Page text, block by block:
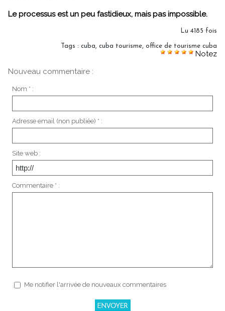
Le processus est un peu fastidieux, mais pas impossible.
Lu 4185 fois
Tags : cuba cuba tourisme office de tourisme cuba
Notez
Nouveau commentaire :
Nom * :
Adresse email (non publiée) * :
Site web :
Commentaire * :
Me notifier l'arrivée de nouveaux commentaires